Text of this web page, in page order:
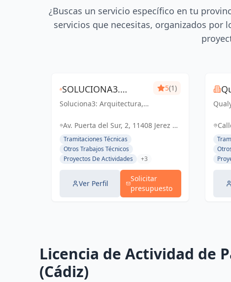
¿Buscas un servicio específico en tu
servicios que necesitas, organizados por
SOLUCIONA3.
ARQUITECTURA-
INGENIERÍA-
EFICIENCIA
ENERGÉTICA
Soluciona3: Arquitectura,
Energética. Soluciones
proyecto en Cádiz y Jerez
de la Frontera.
5(1)
Av. Puerta del Sur, 2, 11408 Jerez de
la Frontera, Cádiz, España, España
Tramitaciones Técnicas
Otros Trabajos Técnicos
Proyectos De Actividades
+3
Ver Perfil
Solicitar
presupuesto
Licencia de Actividad de
(Cádiz)